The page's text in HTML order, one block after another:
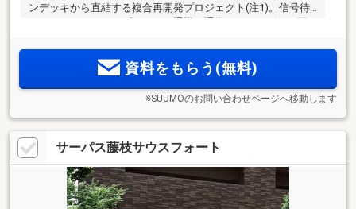
ンデッキから直結する複合再開発プロジェクト(注1)。信号待
ちのないフラットアプローチで通勤・通学がスムーズに。駅
ス＜モデルルーム公開中＞
資料をもらう(無料)
※SUUMOのお問い合わせページへ移動します
サーパス藤枝サウスフォート